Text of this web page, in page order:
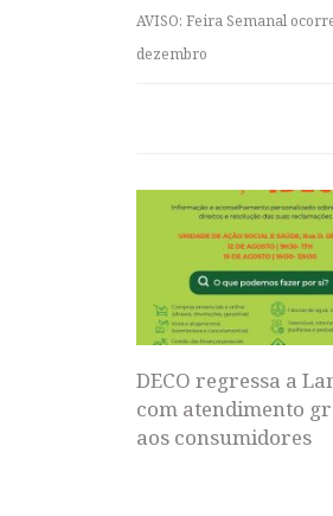
AVISO: Feira Semanal
dezembro
DECO regressa a
com atendimento
aos consumidores